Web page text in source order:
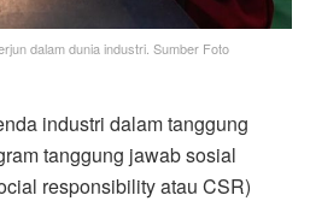
dalam dunia industri. Sumber Foto
industri dalam tanggung
tanggung jawab sosial
responsibility atau CSR)